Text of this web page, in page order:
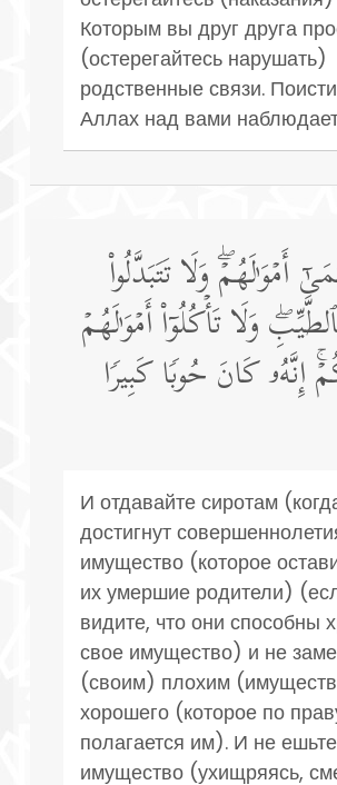
Которым вы друг друга
(остерегайтесь нарушать)
родственные связи.
Аллах над вами
أَمۡوَ ٰ⁠لَهُمۡۖ وَلَا تَتَبَدَّلُوا۟
وَلَا تَأۡكُلُوۤا۟ أَمۡوَ ٰ⁠لَهُمۡ
إِنَّهُۥ كَانَ حُوبࣰا كَبِیرࣰا
И отдавайте сиротам
достигнут
имущество (которое
их умершие родители)
видите, что они способны
свое имущество) и не
(своим) плохим
хорошего (которое по
полагается им). И не
имущество (ухищряясь,